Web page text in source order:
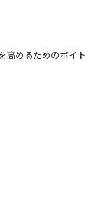
高めるためのボイト